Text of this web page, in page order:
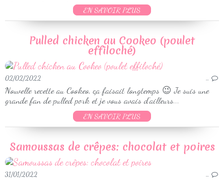
EN SAVOIR PLUS
Pulled chicken au Cookeo (poulet
effiloché)
02/02/2022 …
Nouvelle recette au Cookeo, ça faisait longtemps 😉 Je suis une
grande fan de pulled pork et je vous avais d'ailleurs...
EN SAVOIR PLUS
Samoussas de crêpes: chocolat et poires
31/01/2022 …